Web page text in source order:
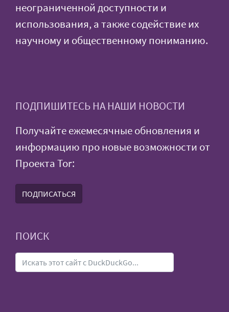
неограниченной доступности и
использования, а также содействие их
научному и общественному пониманию.
ПОДПИШИТЕСЬ НА НАШИ НОВОСТИ
Получайте ежемесячные обновления и
информацию про новые возможности от
Проекта Tor:
ПОДПИСАТЬСЯ
ПОИСК